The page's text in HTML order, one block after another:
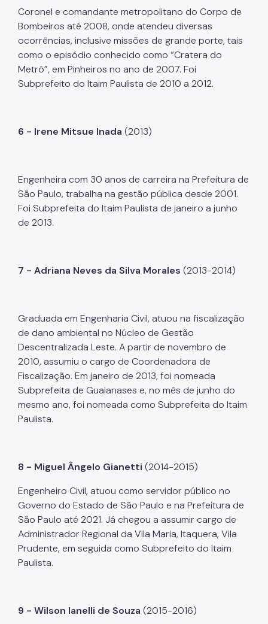
Coronel e comandante metropolitano do Corpo de
Bombeiros até 2008, onde atendeu diversas
ocorrências, inclusive missões de grande porte, tais
como o episódio conhecido como “Cratera do
Metrô”, em Pinheiros no ano de 2007. Foi
Subprefeito do Itaim Paulista de 2010 a 2012.
6 - Irene Mitsue Inada (2013)
Engenheira com 30 anos de carreira na Prefeitura de
São Paulo, trabalha na gestão pública desde 2001.
Foi Subprefeita do Itaim Paulista de janeiro a junho
de 2013.
7 - Adriana Neves da Silva Morales (2013-2014)
Graduada em Engenharia Civil, atuou na fiscalização
de dano ambiental no Núcleo de Gestão
Descentralizada Leste. A partir de novembro de
2010, assumiu o cargo de Coordenadora de
Fiscalização. Em janeiro de 2013, foi nomeada
Subprefeita de Guaianases e, no mês de junho do
mesmo ano, foi nomeada como Subprefeita do Itaim
Paulista.
8 - Miguel Ângelo Gianetti (2014-2015)
Engenheiro Civil, atuou como servidor público no
Governo do Estado de São Paulo e na Prefeitura de
São Paulo até 2021. Já chegou a assumir cargo de
Administrador Regional da Vila Maria, Itaquera, Vila
Prudente, em seguida como Subprefeito do Itaim
Paulista.
9 - Wilson Ianelli de Souza (2015-2016)